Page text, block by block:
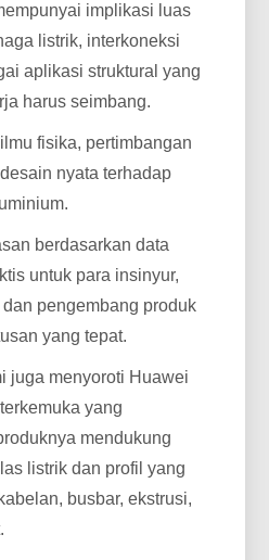
implikasi luas
listrik, interkoneksi
aplikasi struktural yang
harus seimbang.
fisika, pertimbangan
nyata terhadap
berdasarkan data
untuk para insinyur,
pengembang produk
yang tepat.
juga menyoroti Huawei
yang
mendukung
listrik dan profil yang
busbar, ekstrusi,